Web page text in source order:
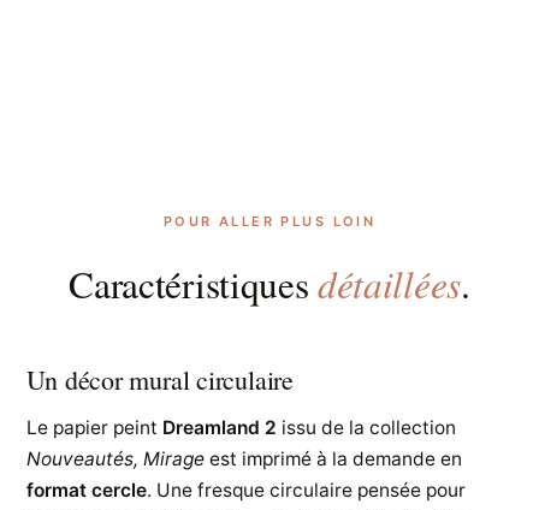
POUR ALLER PLUS LOIN
Caractéristiquesdétaillées.
Un décor mural circulaire
Le papier peint Dreamland 2 issu de la collection
Nouveautés, Mirage est imprimé à la demande en
format cercle. Une fresque circulaire pensée pour